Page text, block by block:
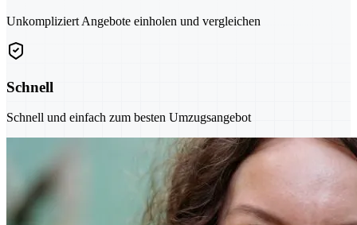
Unkompliziert Angebote einholen und vergleichen
Schnell
Schnell und einfach zum besten Umzugsangebot